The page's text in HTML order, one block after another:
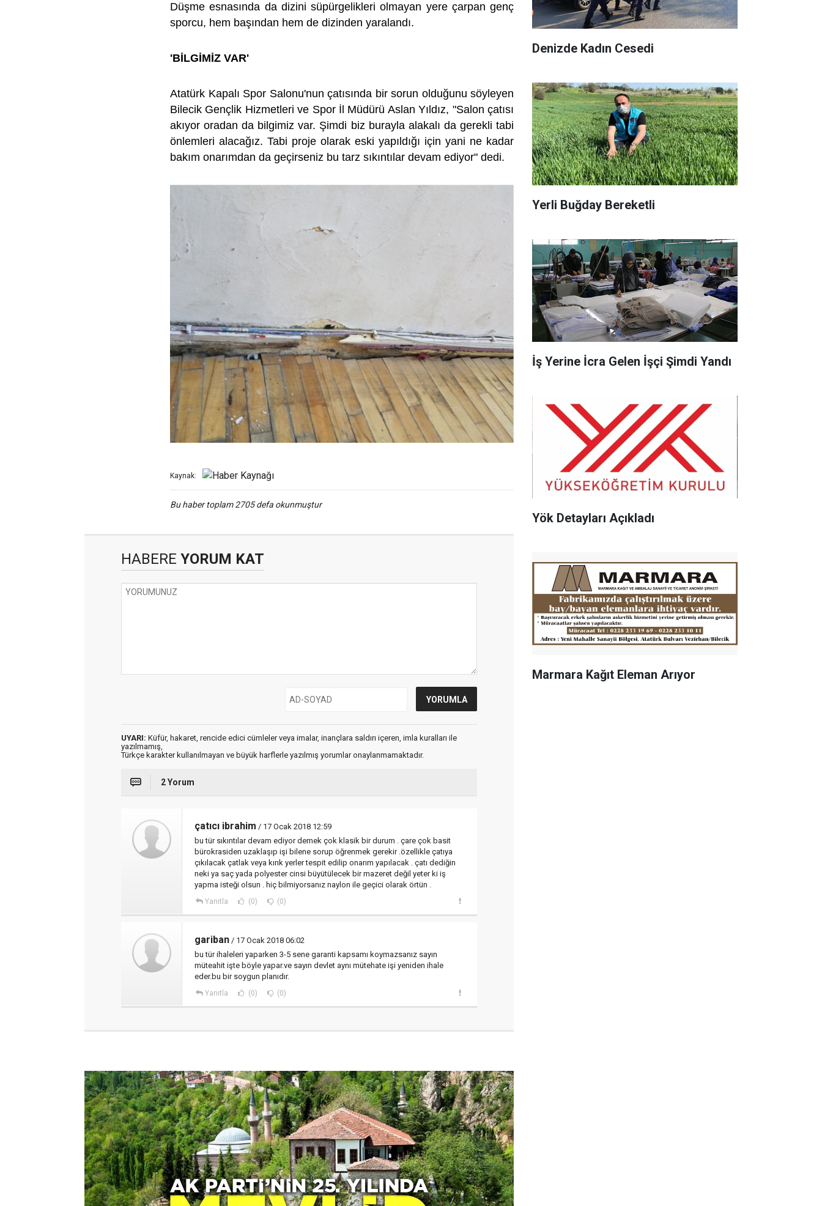
Düşme esnasında da dizini süpürgelikleri olmayan yere çarpan genç
sporcu, hem başından hem de dizinden yaralandı.
'BİLGİMİZ VAR'
Atatürk Kapalı Spor Salonu'nun çatısında bir sorun olduğunu söyleyen
Bilecik Gençlik Hizmetleri ve Spor İl Müdürü Aslan Yıldız, "Salon çatısı
akıyor oradan da bilgimiz var. Şimdi biz burayla alakalı da gerekli tabi
önlemleri alacağız. Tabi proje olarak eski yapıldığı için yani ne kadar
bakım onarımdan da geçirseniz bu tarz sıkıntılar devam ediyor" dedi.
Kaynak:
Bu haber toplam 2705 defa okunmuştur
HABERE YORUM KAT
UYARI: Küfür, hakaret, rencide edici cümleler veya imalar, inançlara saldırı içeren, imla kuralları ile
yazılmamış,
Türkçe karakter kullanılmayan ve büyük harflerle yazılmış yorumlar onaylanmamaktadır.
2 Yorum
çatıcı ibrahim / 17 Ocak 2018 12:59
bu tür sıkıntılar devam ediyor demek çok klasik bir durum . çare çok basit
bürokrasiden uzaklaşıp işi bilene sorup öğrenmek gerekir .özellikle çatıya
çıkılacak çatlak veya kırık yerler tespit edilip onarım yapılacak . çatı dediğin
neki ya saç yada polyester cinsi büyütülecek bir mazeret değil yeter ki iş
yapma isteği olsun . hiç bilmiyorsanız naylon ile geçici olarak örtün .
Yanıtla (0) (0)
gariban / 17 Ocak 2018 06:02
bu tür ihaleleri yaparken 3-5 sene garanti kapsamı koymazsanız sayın
müteahit işte böyle yapar.ve sayın devlet aynı mütehate işi yeniden ihale
eder.bu bir soygun planıdır.
Yanıtla (0) (0)
Denizde Kadın Cesedi
Yerli Buğday Bereketli
İş Yerine İcra Gelen İşçi Şimdi Yandı
Yök Detayları Açıkladı
Marmara Kağıt Eleman Arıyor